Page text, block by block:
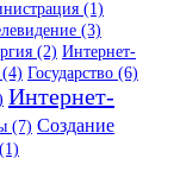
(1)
(3)
(2) Интернет-
Государство (6)
Интернет-
(7) Создание